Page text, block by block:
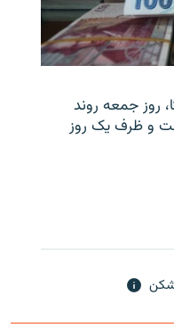
روز جمعه روند
و ظرف یک روز